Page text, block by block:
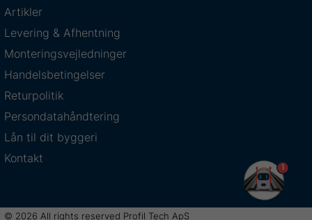
Artikler
Levering & Afhentning
Monteringsvejledninger
Handelsbetingelser
Returpolitik
Persondatahåndtering
Lån til dit byggeri
Kontakt
© 2026 All rights reserved Profil Tech ApS
1